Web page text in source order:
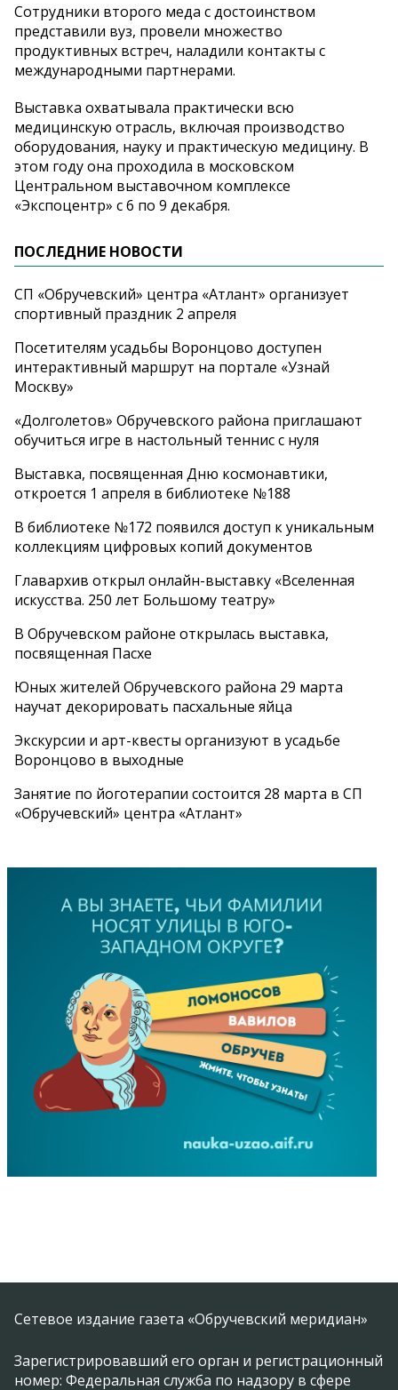
Сотрудники второго меда с достоинством
представили вуз, провели множество
продуктивных встреч, наладили контакты с
международными партнерами.
Выставка охватывала практически всю
медицинскую отрасль, включая производство
оборудования, науку и практическую медицину. В
этом году она проходила в московском
Центральном выставочном комплексе
«Экспоцентр» с 6 по 9 декабря.
ПОСЛЕДНИЕ НОВОСТИ
СП «Обручевский» центра «Атлант» организует
спортивный праздник 2 апреля
Посетителям усадьбы Воронцово доступен
интерактивный маршрут на портале «Узнай
Москву»
«Долголетов» Обручевского района приглашают
обучиться игре в настольный теннис с нуля
Выставка, посвященная Дню космонавтики,
откроется 1 апреля в библиотеке №188
В библиотеке №172 появился доступ к уникальным
коллекциям цифровых копий документов
Главархив открыл онлайн-выставку «Вселенная
искусства. 250 лет Большому театру»
В Обручевском районе открылась выставка,
посвященная Пасхе
Юных жителей Обручевского района 29 марта
научат декорировать пасхальные яйца
Экскурсии и арт-квесты организуют в усадьбе
Воронцово в выходные
Занятие по йоготерапии состоится 28 марта в СП
«Обручевский» центра «Атлант»
Сетевое издание газета «Обручевский меридиан»
Зарегистрировавший его орган и регистрационный
номер: Федеральная служба по надзору в сфере